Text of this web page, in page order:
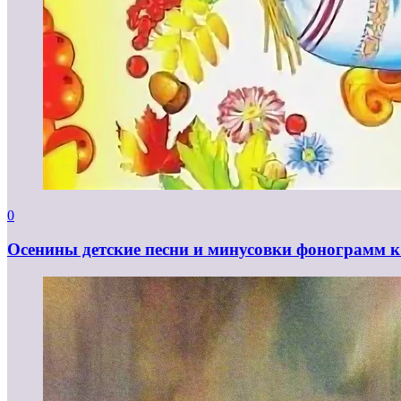
0
Осенины детские песни и минусовки фонограмм